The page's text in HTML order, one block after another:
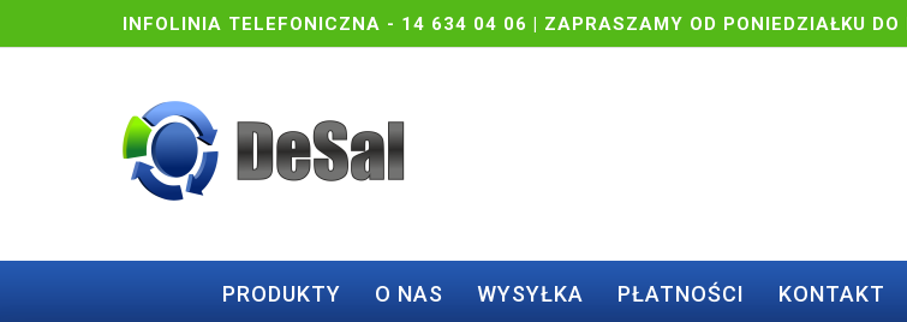
INFOLINIA TELEFONICZNA - 14 634 04 06 | ZAPRASZAMY OD PONIEDZIAŁKU
PRODUKTY O NAS WYSYŁKA PŁATNOŚCI KONTAKT